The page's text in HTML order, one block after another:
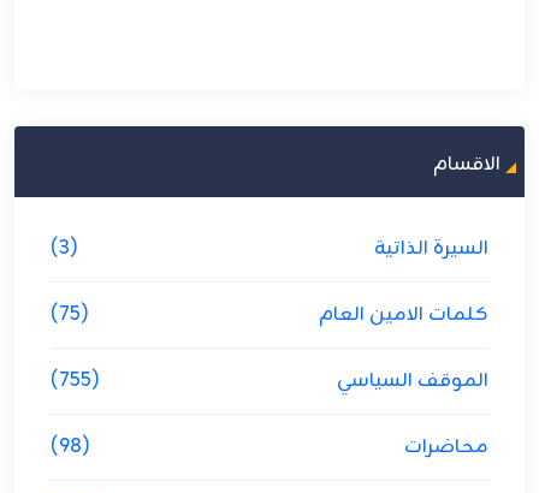
الاقسام
السيرة الذاتية (3)
كلمات الامين العام (75)
الموقف السياسي (755)
محاضرات (98)